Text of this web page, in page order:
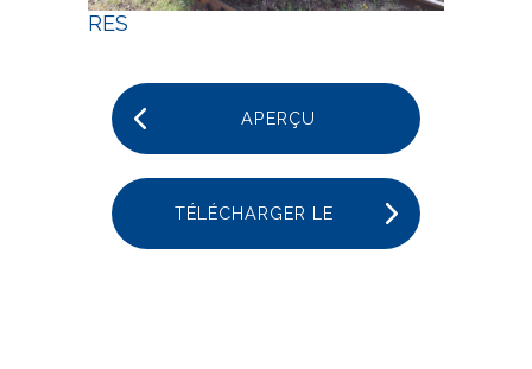
RES
APERÇU
TÉLÉCHARGER LE